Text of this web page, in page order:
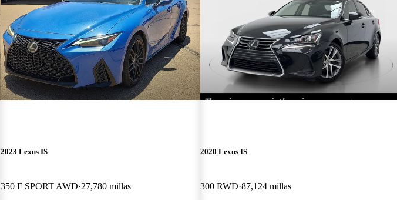
2023 Lexus IS
350 F SPORT AWD 27,780 millas
2020 Lexus IS
300 RWD 87,124 millas